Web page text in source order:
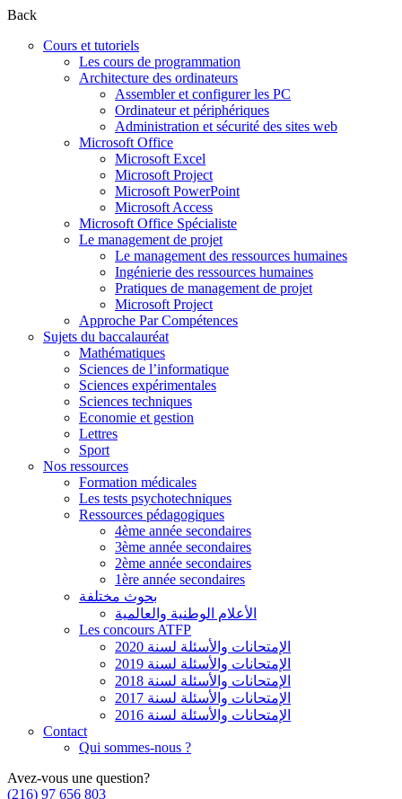
Back
Cours et tutoriels
Les cours de programmation
Architecture des ordinateurs
Assembler et configurer les PC
Ordinateur et périphériques
Administration et sécurité des sites web
Microsoft Office
Microsoft Excel
Microsoft Project
Microsoft PowerPoint
Microsoft Access
Microsoft Office Spécialiste
Le management de projet
Le management des ressources humaines
Ingénierie des ressources humaines
Pratiques de management de projet
Microsoft Project
Approche Par Compétences
Sujets du baccalauréat
Mathématiques
Sciences de l’informatique
Sciences expérimentales
Sciences techniques
Economie et gestion
Lettres
Sport
Nos ressources
Formation médicales
Les tests psychotechniques
Ressources pédagogiques
4ème année secondaires
3ème année secondaires
2ème année secondaires
1ère année secondaires
بحوث مختلفة
الأعلام الوطنية والعالمية
Les concours ATFP
الإمتحانات والأسئلة لسنة 2020
الإمتحانات والأسئلة لسنة 2019
الإمتحانات والأسئلة لسنة 2018
الإمتحانات والأسئلة لسنة 2017
الإمتحانات والأسئلة لسنة 2016
Contact
Qui sommes-nous ?
Avez-vous une question?
(216) 97 656 803